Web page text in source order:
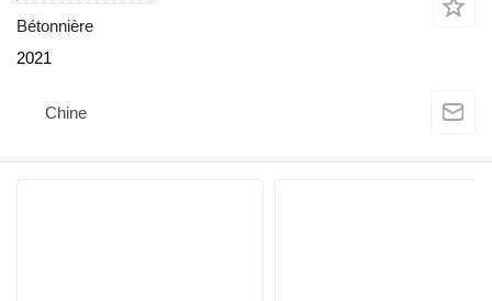
Bétonnière
2021
Chine